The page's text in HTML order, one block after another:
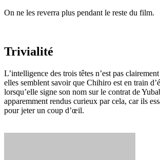
On ne les reverra plus pendant le reste du film.
Trivialité
L’intelligence des trois têtes n’est pas
elles semblent savoir que Chihiro est en train
lorsqu’elle signe son nom sur le contrat de
apparemment rendus curieux par cela, car ils
pour jeter un coup d’œil.